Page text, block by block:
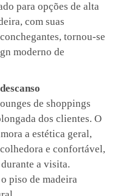
para opções de alta
com suas
tornou-se
moderno de
de shoppings
dos clientes. O
a estética geral,
e confortável,
a visita.
piso de madeira